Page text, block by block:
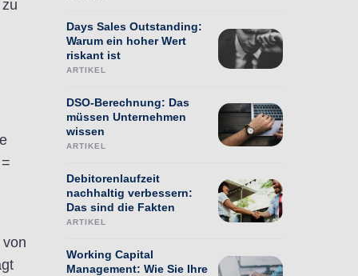
Days Sales Outstanding:
Warum ein hoher Wert
riskant ist
ARTIKEL
DSO-Berechnung: Das
müssen Unternehmen
wissen
ARTIKEL
Debitorenlaufzeit
nachhaltig verbessern:
Das sind die Fakten
ARTIKEL
Working Capital
Management: Wie Sie Ihre